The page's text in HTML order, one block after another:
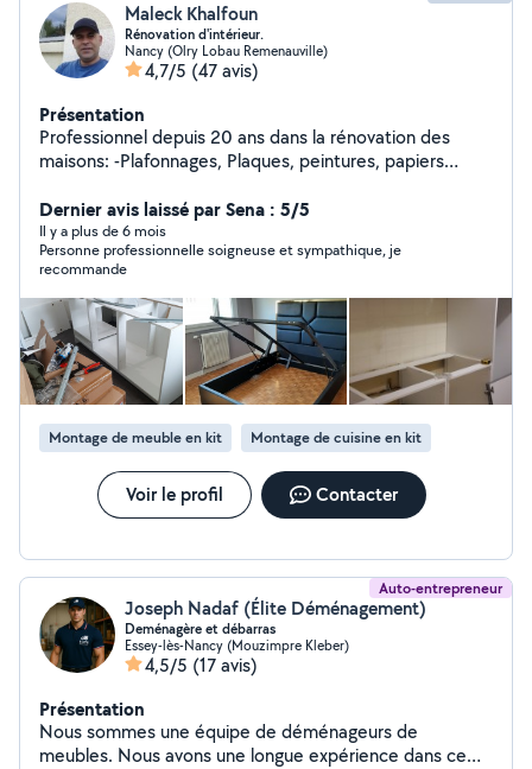
Maleck Khalfoun
Rénovation d'intérieur.
Nancy (Olry Lobau Remenauville)
4,7/5 (47 avis)
Présentation
Professionnel depuis 20 ans dans la rénovation des
maisons: -Plafonnages, Plaques, peintures, papiers
portes. -parquet et carrelage. -conseils en architecture
d'intérieure ( agencement, aménagement...). -
intervention sur les petits soucis d'un espace de vie (
petites électricité et plomberie, fixer des objets aux
murs : cadres ,triangles ...).
Dernier avis laissé par Sena : 5/5
Il y a plus de 6 mois
Personne professionnelle soigneuse et sympathique, je
recommande
Montage de meuble en kit Montage de cuisine en kit
Voir le profil Contacter
Auto-entrepreneur
Joseph Nadaf (Élite Déménagement)
Deménagère et débarras
Essey-lès-Nancy (Mouzimpre Kleber)
4,5/5 (17 avis)
Présentation
Nous sommes une équipe de déménageurs de
meubles. Nous avons une longue expérience dans ce